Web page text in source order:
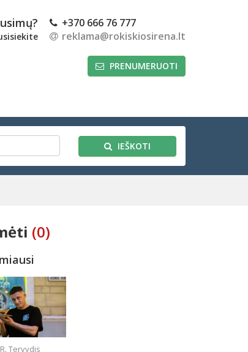
+370 666 76 777
reklama@rokiskiosirena.lt
PRENUMERUOTI
IEŠKOTI
(0)
Tervydis